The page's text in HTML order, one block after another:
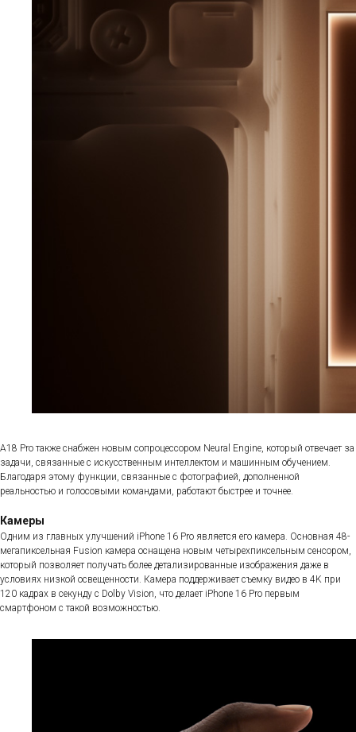
A18 Pro также снабжен новым сопроцессором Neural Engine, который отвечает за
задачи, связанные с искусственным интеллектом и машинным обучением.
Благодаря этому функции, связанные с фотографией, дополненной
реальностью и голосовыми командами, работают быстрее и точнее.
Камеры
Одним из главных улучшений iPhone 16 Pro является его камера. Основная 48-
мегапиксельная Fusion камера оснащена новым четырехпиксельным сенсором,
который позволяет получать более детализированные изображения даже в
условиях низкой освещенности. Камера поддерживает съемку видео в 4K при
120 кадрах в секунду с Dolby Vision, что делает iPhone 16 Pro первым
смартфоном с такой возможностью.